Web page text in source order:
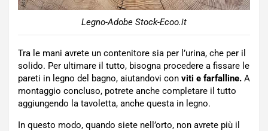
Legno-Adobe Stock-Ecoo.it
Tra le mani avrete un contenitore sia per l’urina, che per il
solido. Per ultimare il tutto, bisogna procedere a fissare le
pareti in legno del bagno, aiutandovi con viti e farfalline. A
montaggio concluso, potrete anche completare il tutto
aggiungendo la tavoletta, anche questa in legno.
In questo modo, quando siete nell’orto, non avrete più il